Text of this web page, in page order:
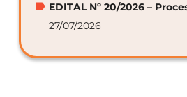
EDITAL Nº 20/2026 –
27/07/2026